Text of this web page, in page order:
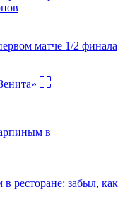
матче 1/2 финала
ресторане: забыл, как